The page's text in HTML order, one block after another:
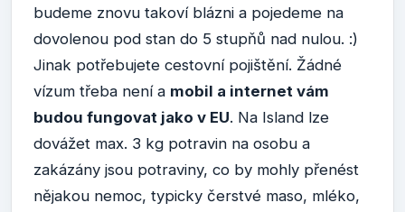
budeme znovu takoví blázni a pojedeme na
dovolenou pod stan do 5 stupňů nad nulou. :)
Jinak potřebujete cestovní pojištění. Žádné
vízum třeba není a mobil a internet vám
budou fungovat jako v EU. Na Island lze
dovážet max. 3 kg potravin na osobu a
zakázány jsou potraviny, co by mohly přenést
nějakou nemoc, typicky čerstvé maso, mléko,